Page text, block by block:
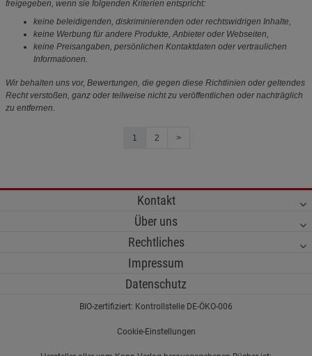
freigegeben, wenn sie folgenden Kriterien entspricht:
keine beleidigenden, diskriminierenden oder rechtswidrigen Inhalte,
keine Werbung für andere Produkte, Anbieter oder Webseiten,
keine Preisangaben, persönlichen Kontaktdaten oder vertraulichen
Informationen.
Wir behalten uns vor, Bewertungen, die gegen diese Richtlinien oder geltendes
Recht verstoßen, ganz oder teilweise nicht zu veröffentlichen oder nachträglich
zu entfernen.
1 2 >
Kontakt
Über uns
Rechtliches
Impressum
Datenschutz
BIO-zertifiziert: Kontrollstelle DE-ÖKO-006
Cookie-Einstellungen